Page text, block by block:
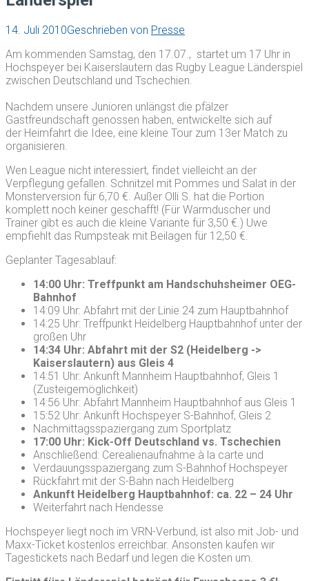
14. Juli 2010Geschrieben von Presse
Am kommenden Samstag, den 17.07., startet um 17 Uhr in
Hochspeyer bei Kaiserslautern das Rugby League Länderspiel
zwischen Deutschland und Tschechien.
Nachdem unsere Junioren unlängst die pfälzer
Gastfreundschaft genossen haben, entwickelte sich auf
der Heimfahrt die Idee, eine kleine Tour zum 13er Match zu
organisieren.
Wen League nicht interessiert, findet vielleicht an der
Verpflegung gefallen. Schnitzel mit Pommes und Salat in der
Monsterversion für 6,70 €. Außer Olli S. hat die Portion
komplett noch keiner geschafft! (Für Warmduscher und
Trainer gibt es auch die kleine Variante für 3,50 €.) Uwe
empfiehlt das Rumpsteak mit Beilagen für 12,50 €.
Geplanter Tagesablauf:
14:00 Uhr: Treffpunkt am Handschuhsheimer OEG-
Bahnhof
14:09 Uhr: Abfahrt mit der Linie 24 zum Hauptbahnhof
14:25 Uhr: Treffpunkt Heidelberg Hauptbahnhof unter der
großen Uhr
14:34 Uhr: Abfahrt mit der S2 (Heidelberg ->
Kaiserslautern) aus Gleis 4
14:51 Uhr: Ankunft Mannheim Hauptbahnhof, Gleis 1
(Zusteigemöglichkeit)
14:56 Uhr: Abfahrt Mannheim Hauptbahnhof aus Gleis 1
15:52 Uhr: Ankunft Hochspeyer S-Bahnhof, Gleis 2
Nachmittagsspaziergang zum Sportplatz
17:00 Uhr: Kick-Off Deutschland vs. Tschechien
Anschließend: Cerealienaufnahme à la carte und
Verdauungsspaziergang zum S-Bahnhof Hochspeyer
Rückfahrt mit der S-Bahn nach Heidelberg
Ankunft Heidelberg Hauptbahnhof: ca. 22 – 24 Uhr
Weiterfahrt nach Hendesse
Hochspeyer liegt noch im VRN-Verbund, ist also mit Job- und
Maxx-Ticket kostenlos erreichbar. Ansonsten kaufen wir
Tagestickets nach Bedarf und legen die Kosten um.